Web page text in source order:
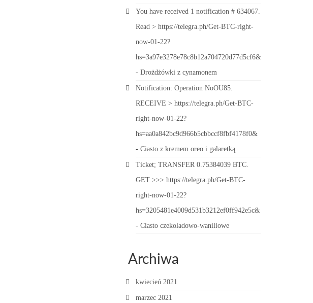
You have received 1 notification # 634067.
Read > https://telegra.ph/Get-BTC-right-
now-01-22?
hs=3a97e3278e78c8b12a704720d77d5cf6&
- Drożdżówki z cynamonem
Notification: Operation NoOU85.
RECEIVE > https://telegra.ph/Get-BTC-
right-now-01-22?
hs=aa0a842bc9d966b5cbbccf8fbf4178f0&
- Ciasto z kremem oreo i galaretką
Ticket; TRANSFER 0.75384039 BTC.
GET >>> https://telegra.ph/Get-BTC-
right-now-01-22?
hs=3205481e4009d531b3212ef0ff942e5c&
- Ciasto czekoladowo-waniliowe
Archiwa
kwiecień 2021
marzec 2021